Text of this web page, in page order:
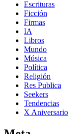
Escrituras
Ficción
Firmas
IA
Libros
Mundo
Música
Política
Religión
Res Publica
Seekers
Tendencias
X Aniversario